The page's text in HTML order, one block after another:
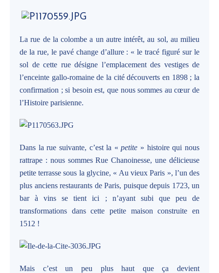
La rue de la colombe a un autre intérêt, au sol, au milieu
de la rue, le pavé change d’allure : « le tracé figuré sur le
sol de cette rue désigne l’emplacement des vestiges de
l’enceinte gallo-romaine de la cité découverts en 1898 ; la
confirmation ; si besoin est, que nous sommes au cœur de
l’Histoire parisienne.
Dans la rue suivante, c’est la «petite » histoire qui nous
rattrape : nous sommes Rue Chanoinesse, une délicieuse
petite terrasse sous la glycine, « Au vieux Paris », l’un des
plus anciens restaurants de Paris, puisque depuis 1723, un
bar à vins se tient ici ; n’ayant subi que peu de
transformations dans cette petite maison construite en
1512 !
Mais c’est un peu plus haut que ça devient